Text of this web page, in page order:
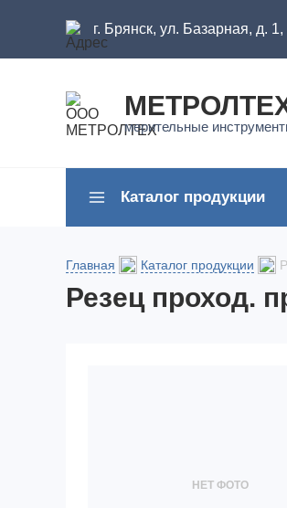
г. Брянск, ул. Базарная, д.
мерительные
Каталог продукции
Главная Каталог продукции
Резец проход.
НЕТ ФОТО